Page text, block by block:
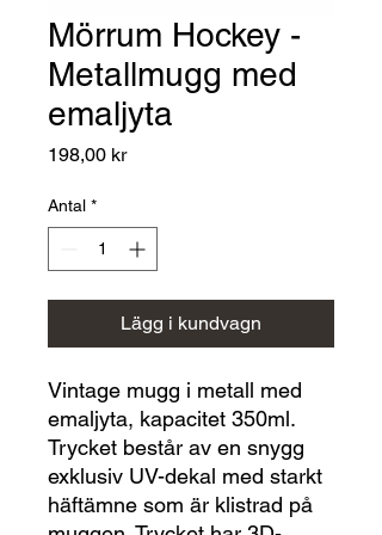
Mörrum Hockey -
Metallmugg med
emaljyta
198,00 krPris
Antal *
Lägg i kundvagn
Vintage mugg i metall med
emaljyta, kapacitet 350ml.
Trycket består av en snygg
exklusiv UV-dekal med starkt
häftämne som är klistrad på